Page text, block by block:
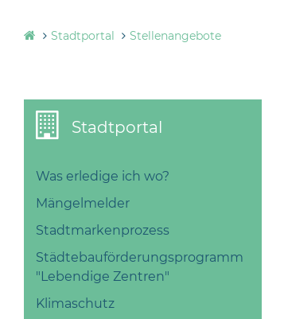
Stadtportal Stellenangebote
Stadtportal
Was erledige ich wo?
Mängelmelder
Stadtmarkenprozess
Städtebauförderungsprogramm
"Lebendige Zentren"
Klimaschutz